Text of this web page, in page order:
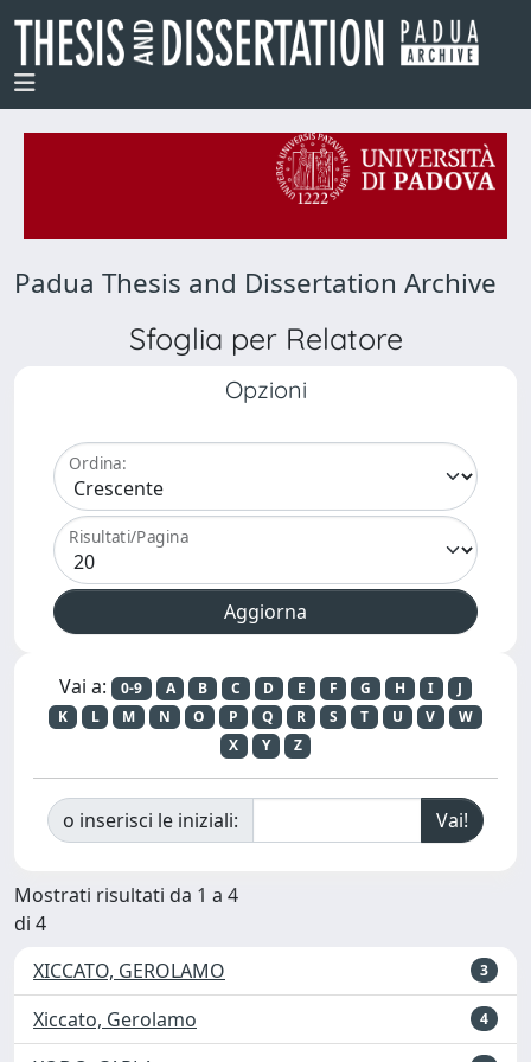
Padua Thesis and Dissertation Archive
Sfoglia per Relatore
Opzioni
Ordina:
Risultati/Pagina
Vai a: 0-9 A B C D E F G H I
J
K
L M N O P Q R S T U V
W
X
Y Z
o inserisci le iniziali:
Mostrati risultati da 1 a 4
di 4
XICCATO, GEROLAMO
3
Xiccato, Gerolamo 4